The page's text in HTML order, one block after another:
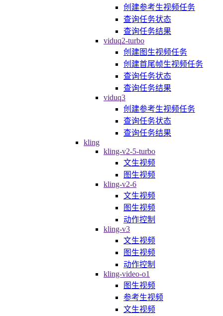
创建参考生视频任务
查询任务状态
查询任务结果
viduq2-turbo
创建图生视频任务
创建首尾帧生视频任务
查询任务状态
查询任务结果
viduq3
创建参考生视频任务
查询任务状态
查询任务结果
kling
kling-v2-5-turbo
文生视频
图生视频
kling-v2-6
文生视频
图生视频
动作控制
kling-v3
文生视频
图生视频
动作控制
kling-video-o1
图生视频
参考生视频
文生视频